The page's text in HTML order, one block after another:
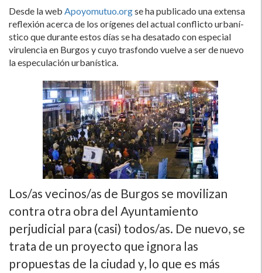
Desde la web Apoyomutuo.orgse ha publicado una extensa
reflexión acerca de los orí­genes del actual conflicto urbaní­
stico que durante estos dí­as se ha desatado con especial
virulencia en Burgos y cuyo trasfondo vuelve a ser de nuevo
la especulación urbaní­stica.
Los/as vecinos/as de Burgos se movilizan
contra otra obra del Ayuntamiento
perjudicial para (casi) todos/as. De nuevo, se
trata de un proyecto que ignora las
propuestas de la ciudad y, lo que es más